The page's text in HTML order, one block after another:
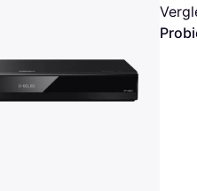
Bezahle in bis zu 30
Alle Shops